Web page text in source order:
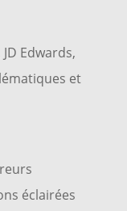
Edwards,
et
éclairées